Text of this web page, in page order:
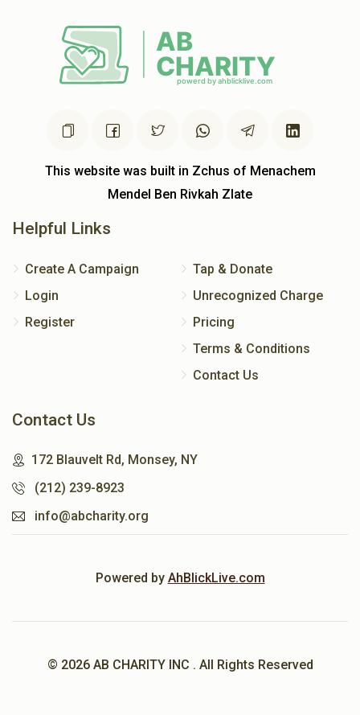
This website was built in Zchus of Menachem
Mendel Ben Rivkah Zlate
Helpful Links
Create A Campaign
Login
Register
Tap & Donate
Unrecognized Charge
Pricing
Terms & Conditions
Contact Us
Contact Us
172 Blauvelt Rd, Monsey, NY
(212) 239-8923
info@abcharity.org
Powered by AhBlickLive.com
© 2026 AB CHARITY INC . All Rights Reserved